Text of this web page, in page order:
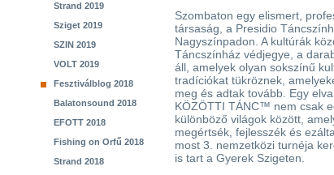
Strand 2019
Sziget 2019
SZIN 2019
VOLT 2019
Fesztiválblog 2018
Balatonsound 2018
EFOTT 2018
Fishing on Orfű 2018
Strand 2018
Szombaton egy elismert,
társaság, a Presidio
Nagyszínpadon. A kultúrák
Táncszínház védjegye, a
áll, amelyek olyan sokszínű
tradíciókat tükröznek,
meg és adtak tovább. Egy
KÖZÖTTI TÁNC™ nem csak
különböző világok között,
megértsék, fejlesszék és
most 3. nemzetközi turnéja
is tart a Gyerek Szigeten.